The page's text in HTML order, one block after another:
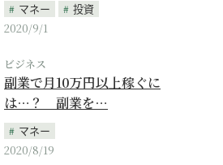
マネー
投資
2020/9/1
ビジネス
副業で月10万円以上稼ぐに
は…？ 副業を…
マネー
2020/8/19